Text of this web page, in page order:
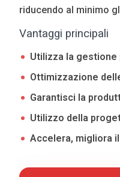
riducendo al minimo
Vantaggi principali
Utilizza la
Ottimizzazione
Garantisci la
Utilizzo della
Accelera, migliora